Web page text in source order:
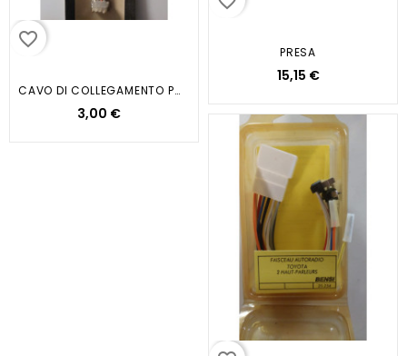
favorite_border
CAVO DI COLLEGAMENTO PER...
3,00 €
PRESA
15,15 €